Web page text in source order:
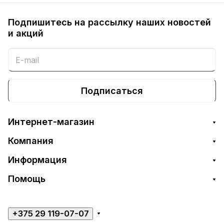
Подпишитесь на рассылку наших новостей
и акций
Подписаться
Интернет-магазин
Компания
Информация
Помощь
+375 29 119-07-07